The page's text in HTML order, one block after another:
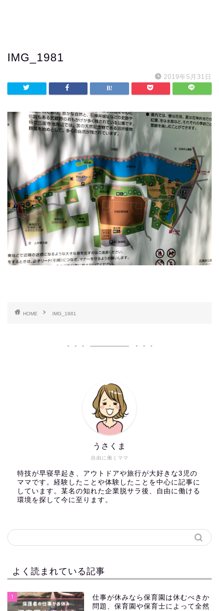
IMG_1981
2019年5月31日
HOME IMG_1981
自由に働くママ
うさくま
特技が早寝早起き、アウトドアや旅行が大好きな3児の
ママです。経験したことや体験したことを中心に記事に
しています。某名の知れた企業脱サラ後、自由に働ける
環境を探して今に至ります。
よく読まれている記事
1
仕事が休みなら保育園は休むべきか
問題、保育園や保育士によって全然